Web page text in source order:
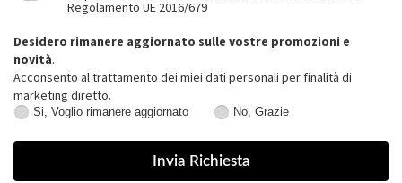
Regolamento UE 2016/679
Desidero rimanere aggiornato sulle vostre promozioni e
novità.
Acconsento al trattamento dei miei dati personali per finalità di
marketing diretto.
Voglio
Si, Voglio rimanere aggiornato
Grazie
No, Grazie